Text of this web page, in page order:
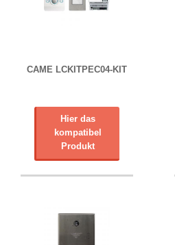
CAME LCKITPEC04-KIT
Hier das
kompatibel
Produkt